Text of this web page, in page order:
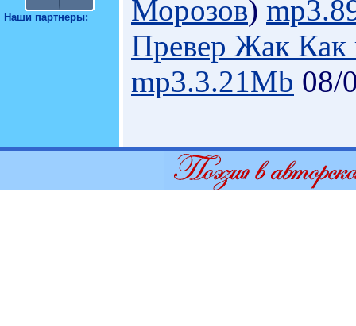
Наши партнеры:
Морозов)
Превер Жак Как
mp3.3.21Mb 08/